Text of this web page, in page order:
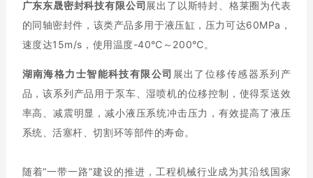
广东东晟密封科技有限公司 展出了以斯特封、格莱圈为代表
的同轴密封件，该类产品多用于液压缸，压力可达60MPa，
速度达15m/s，使用温度-40℃～200℃。
湖南海格力士智能科技有限公司 展出了位移传感器系列产
品，该系列产品用于泵车、湿喷机的位移控制，使得泵送效
率高、减震明显，减小液压系统冲击压力，有效提高了液压
系统、活塞杆、切割环等部件的寿命。
随着“一带一路”建设的推进，工程机械行业成为其沿线国家